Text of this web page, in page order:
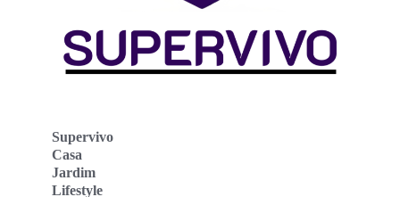
Supervivo
Casa
Jardim
Lifestyle